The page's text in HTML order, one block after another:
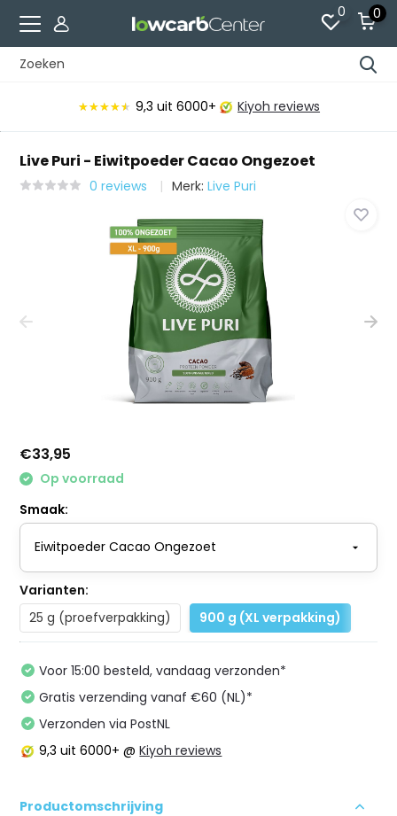
0 0
Voor 15:00 besteld, vandaag verzonden*
Live Puri - Eiwitpoeder Cacao Ongezoet
0 reviews Merk:Live Puri
€33,95
Op voorraad
Smaak:
Varianten:
25 g (proefverpakking)
900 g (XL verpakking)
Voor 15:00 besteld, vandaag verzonden*
Gratis verzending vanaf €60 (NL)*
Verzonden via PostNL
9,3 uit 6000+ @Kiyoh reviews
Productomschrijving